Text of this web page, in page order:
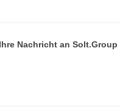
Ihre Nachricht an Solt.Group